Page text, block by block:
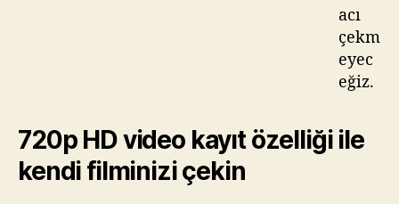
acı
çekm
eyec
eğiz.
720p HD video kayıt özelliği ile
kendi filminizi çekin